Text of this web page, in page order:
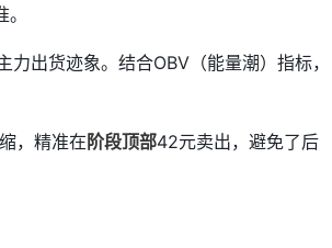
出货迹象。结合OBV（能量潮）指标，
，精准在 阶段顶部42元卖出，避免了后